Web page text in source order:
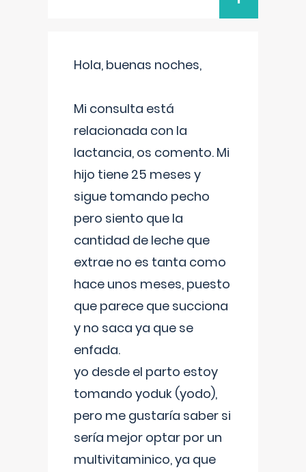
Hola, buenas noches,
Mi consulta está
relacionada con la
lactancia, os comento. Mi
hijo tiene 25 meses y
sigue tomando pecho
pero siento que la
cantidad de leche que
extrae no es tanta como
hace unos meses, puesto
que parece que succiona
y no saca ya que se
enfada.
yo desde el parto estoy
tomando yoduk (yodo),
pero me gustaría saber si
sería mejor optar por un
multivitaminico, ya que